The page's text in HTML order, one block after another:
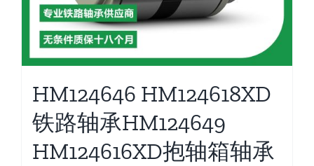
HM124646 HM124618XD
铁路轴承HM124649
HM124616XD抱轴箱轴承